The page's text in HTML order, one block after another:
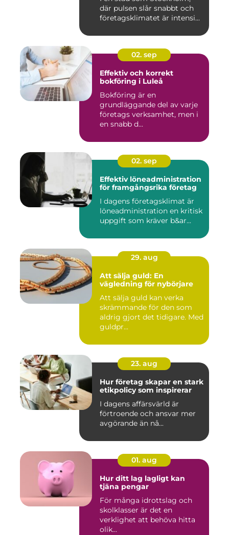
där pulsen slår snabbt och
företagsklimatet är intensi...
02. sep
Effektiv och korrekt
bokföring i Luleå
Bokföring är en
grundläggande del av varje
företags verksamhet, men i
en snabb d...
02. sep
Effektiv löneadministration
för framgångsrika företag
I dagens företagsklimat är
löneadministration en kritisk
uppgift som kräver b&ar...
29. aug
Att sälja guld: En
vägledning för nybörjare
Att sälja guld kan verka
skrämmande för den som
aldrig gjort det tidigare. Med
guldpr...
23. aug
Hur företag skapar en stark
etikpolicy som inspirerar
I dagens affärsvärld är
förtroende och ansvar mer
avgörande än nå...
01. aug
Hur ditt lag lagligt kan
tjäna pengar
För många idrottslag och
skolklasser är det en
verklighet att behöva hitta
olik...